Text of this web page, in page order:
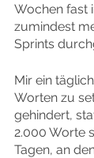
Wochen fast
zumindest
Sprints
Mir ein
Worten zu
gehindert,
2.000 Worte
Tagen, an